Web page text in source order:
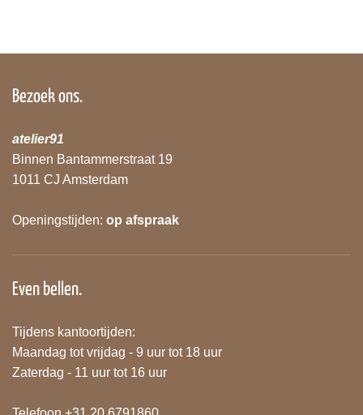
Bezoek ons.
atelier91
Binnen Bantammerstraat 19
1011 CJ Amsterdam
Openingstijden: op afspraak
Even bellen.
Tijdens kantoortijden:
Maandag tot vrijdag - 9 uur tot 18 uur
Zaterdag - 11 uur tot 16 uur